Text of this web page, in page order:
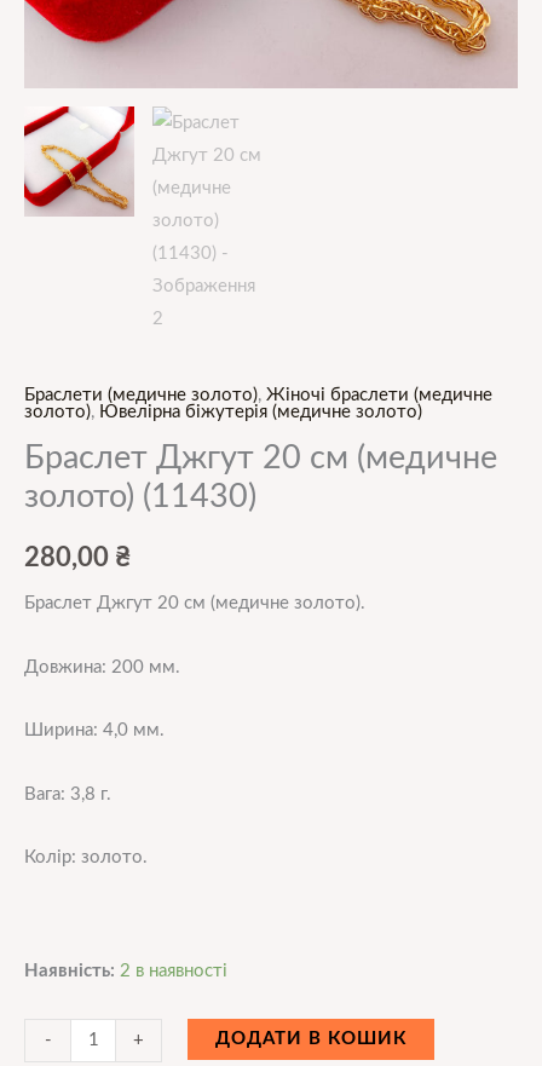
Браслети (медичне золото), Жіночі браслети (медичне
золото), Ювелірна біжутерія (медичне золото)
Браслет Джгут 20 см (медичне
золото) (11430)
280,00 ₴
Браслет Джгут 20 см (медичне золото).
Довжина: 200 мм.
Ширина: 4,0 мм.
Вага: 3,8 г.
Колір: золото.
Наявність: 2 в наявності
- + ДОДАТИ В КОШИК